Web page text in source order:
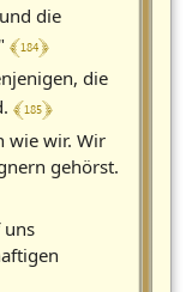
die
﴾ 184 ﴿
die
﴾ 185 ﴿
wie wir. Wir
gehörst.
uns